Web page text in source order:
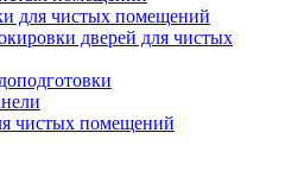
для чистых помещений
дверей для чистых
чистых помещений